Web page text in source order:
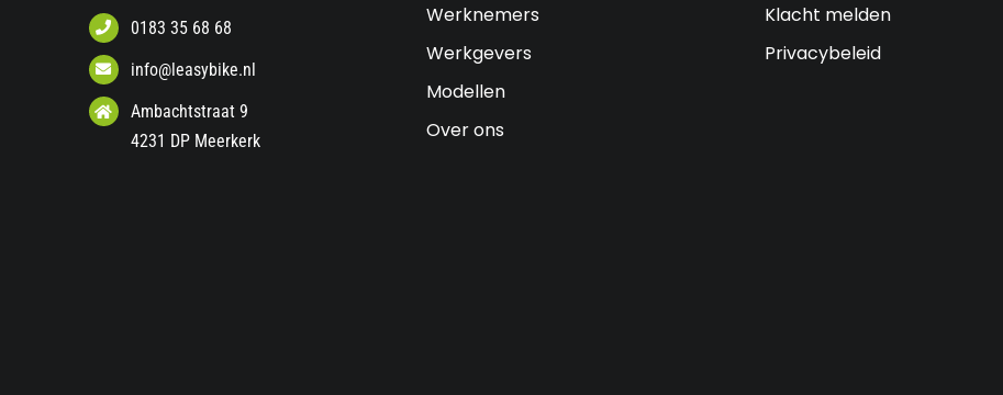
0183 35 68 68
info@leasybike.nl
Ambachtstraat 9
4231 DP Meerkerk
Werknemers
Werkgevers
Modellen
Over ons
Klacht melden
Privacybeleid